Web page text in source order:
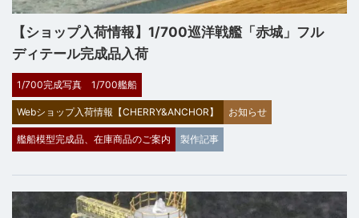
【ショップ入荷情報】1/700巡洋戦艦「赤城」フル
ディテール完成品入荷
1/700完成写真 1/700艦船
Webショップ入荷情報【CHERRY&ANCHOR】 お知らせ
艦船模型完成品、在庫商品のご案内 製作記事